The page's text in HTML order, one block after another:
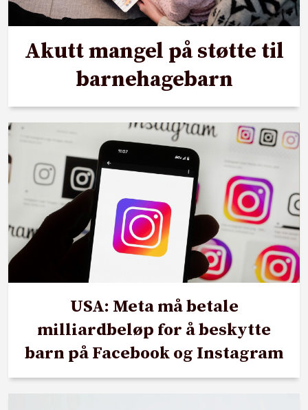
Akutt mangel på støtte til
barnehagebarn
USA: Meta må betale
milliardbeløp for å beskytte
barn på Facebook og Instagram